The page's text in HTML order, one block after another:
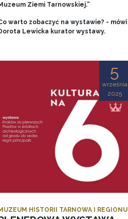
Ziemi Tarnowskiej.”
warto zobaczyć na wystawie? - mówi
Lewicka kurator wystawy.
5
września
2025
HISTORII TARNOWA I REGIONU